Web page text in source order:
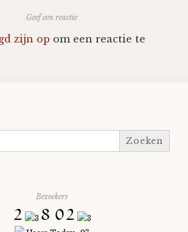
Geef een reactie
zijn op om een reactie te
Bezoekers